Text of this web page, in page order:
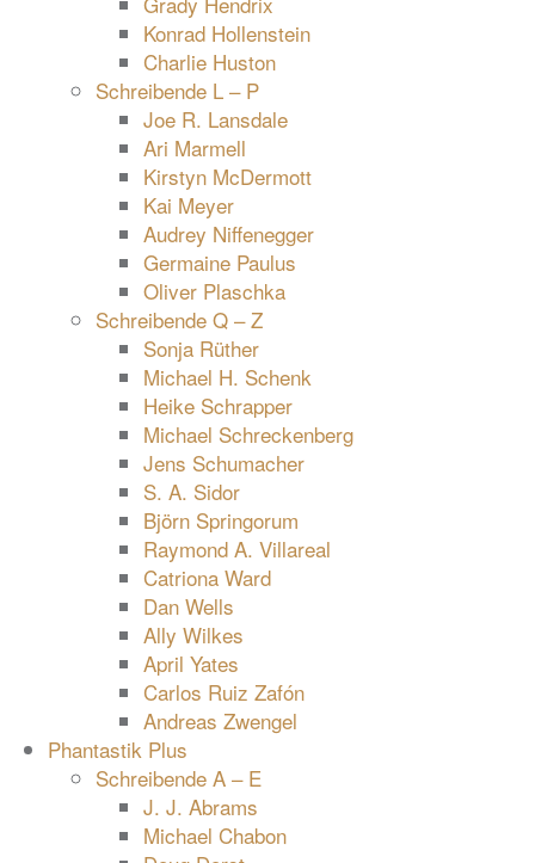
Konrad Hollenstein
Charlie Huston
Schreibende L – P
Joe R. Lansdale
Ari Marmell
Kirstyn McDermott
Kai Meyer
Audrey Niffenegger
Germaine Paulus
Oliver Plaschka
Schreibende Q – Z
Sonja Rüther
Michael H. Schenk
Heike Schrapper
Michael Schreckenberg
Jens Schumacher
S. A. Sidor
Björn Springorum
Raymond A. Villareal
Catriona Ward
Dan Wells
Ally Wilkes
April Yates
Carlos Ruiz Zafón
Andreas Zwengel
Phantastik Plus
Schreibende A – E
J. J. Abrams
Michael Chabon